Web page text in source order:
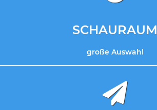
SCHAURAUM
große Auswahl